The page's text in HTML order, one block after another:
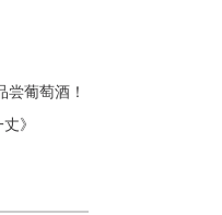
葡萄酒！
》